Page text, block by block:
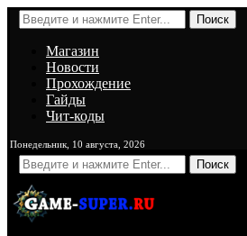
Поиск
Магазин
Новости
Прохождение
Гайды
Чит-коды
Понедельник, 10 августа, 2026
Поиск